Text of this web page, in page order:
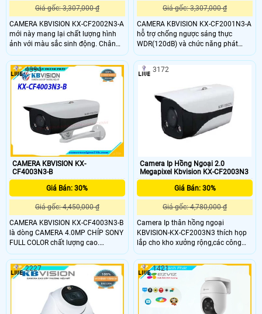
Giá gốc: 3,307,000 ₫
CAMERA KBVISION KX-CF2002N3-A
mới này mang lại chất lượng hình
ảnh với màu sắc sinh động. Chân
thật nhờ cảm biến hình ảnh 1/2. 8″
và ống kính khẩu độ cực lớn.
CAMERA KBVISION KX-CF2002N3-A
là dòng CAMERA 2
Giá gốc: 3,307,000 ₫
CAMERA KBVISION KX-CF2001N3-A
hỗ trợ chống ngược sáng thực
WDR(120dB) và chức năng phát
hiện thông minh. Đặc biệt, camera
có tích hợp mic giúp bạn tiết kiệm
chi phí. CAMERA KBVISION KX-
CF2001N3-A là dòng camera IP
Full-Color mới nhất của KBVISION,
có độ phân giải 2.0 megapixel
CAMERA KBVISION KX-
CF4003N3-B
Giá Bán: 30%
Giá gốc: 4,450,000 ₫
CAMERA KBVISION KX-CF4003N3-B
là dòng CAMERA 4.0MP CHÍP SONY
FULL COLOR chất lượng cao.
CAMERA KBVISION KX-CF4003N3-B
phù hợp lắp cho các khu vực quầy
tiếp tân, kinh doanh, trường học,
4394
Camera Ip Hồng Ngoại 2.0
Megapixel Kbvision KX-CF2003N3
Giá Bán: 30%
Giá gốc: 4,780,000 ₫
Camera Ip thân hồng ngoại
KBVISION-KX-CF2003N3 thích họp
lắp cho kho xưởng rộng,các công
trình lớn đường xá với hình ảnh sắc
nét từ phân giải 1080P ( 2.0Mp )
3172
2227 1421